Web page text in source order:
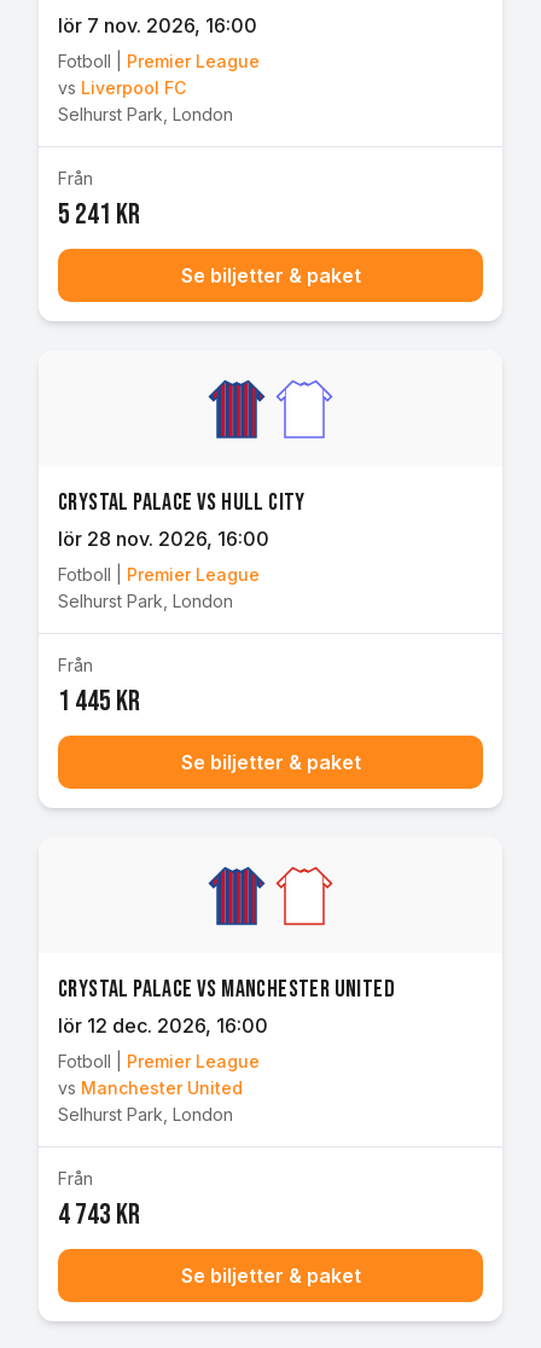
lör 7 nov. 2026, 16:00
Fotboll
Premier League
vs Liverpool FC
Selhurst Park London
Från
5 241 kr
Se biljetter & paket
Crystal Palace vs Hull City
lör 28 nov. 2026, 16:00
Fotboll
Premier League
Selhurst Park London
Från
1 445 kr
Se biljetter & paket
Crystal Palace vs Manchester United
lör 12 dec. 2026, 16:00
Fotboll
Premier League
vs Manchester United
Selhurst Park London
Från
4 743 kr
Se biljetter & paket